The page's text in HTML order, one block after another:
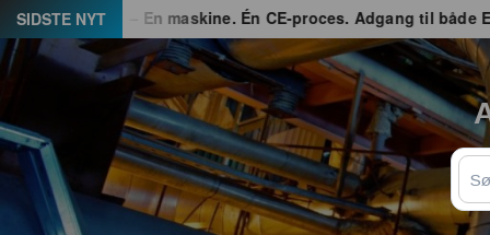
Spring
til
indhold
SIDSTE NYT
G3 – En maskine. Én CE-proces. Adgang til både EU og
Søg